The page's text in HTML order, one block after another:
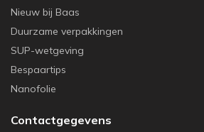
Nieuw bij Baas
Duurzame verpakkingen
SUP-wetgeving
Bespaartips
Nanofolie
Contactgegevens